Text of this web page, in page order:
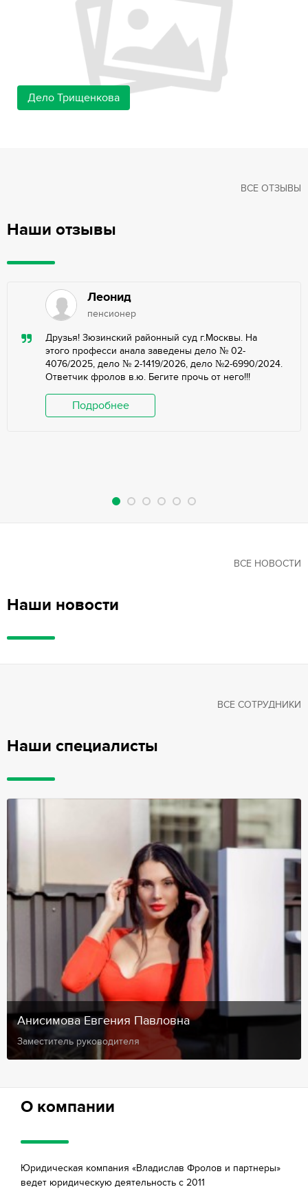
Дело Трищенкова
Наши отзывы
ВСЕ ОТЗЫВЫ
Леонид
пенсионер
Друзья! Зюзинский районный суд г.Москвы. На
этого професси анала заведены дело № 02-
4076/2025, дело № 2-1419/2026, дело №2-6990/2024.
Ответчик фролов в.ю. Бегите прочь от него!!!
Подробнее
Наши новости
ВСЕ НОВОСТИ
Наши специалисты
ВСЕ СОТРУДНИКИ
Анисимова Евгения Павловна
Заместитель руководителя
О компании
Юридическая компания «Владислав Фролов и партнеры»
ведет юридическую деятельность с 2011